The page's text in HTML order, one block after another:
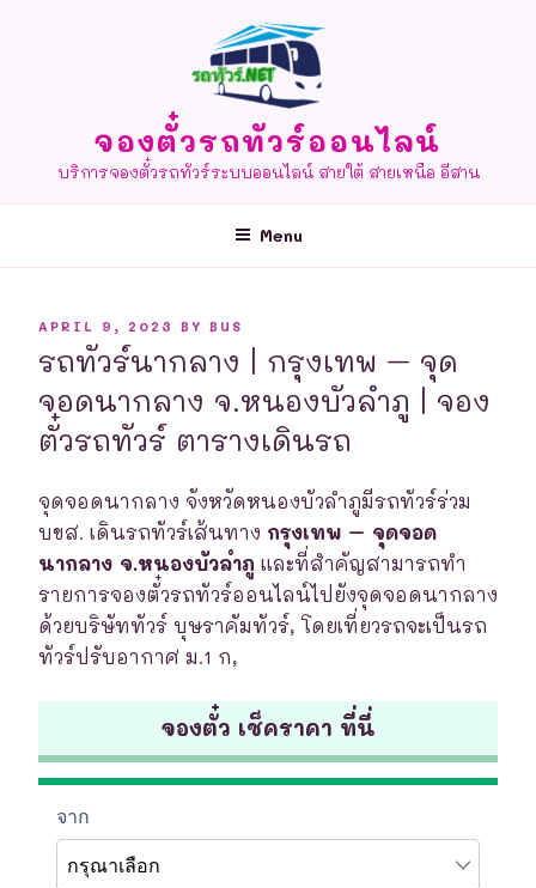
จองตั๋วรถทัวร์ออนไลน์
บริการจองตั๋วรถทัวร์ระบบออนไลน์ สายใต้ สายเหนือ อีสาน
Menu
POSTED
APRIL 9, 2023 BY BUS
รถทัวร์นากลาง | กรุงเทพ – จุด
จอดนากลาง จ.หนองบัวลำภู | จอง
ตั๋วรถทัวร์ ตารางเดินรถ
จุดจอดนากลาง จังหวัดหนองบัวลำภูมีรถทัวร์ร่วม
บขส. เดินรถทัวร์เส้นทาง กรุงเทพ – จุดจอด
นากลาง จ.หนองบัวลำภู และที่สำคัญสามารถทำ
รายการจองตั๋วรถทัวร์ออนไลน์ไปยังจุดจอดนากลาง
ด้วยบริษัททัวร์ บุษราคัมทัวร์, โดยเที่ยวรถจะเป็นรถ
ทัวร์ปรับอากาศ ม.1 ก,
จองตั๋ว เช็คราคา ที่นี่